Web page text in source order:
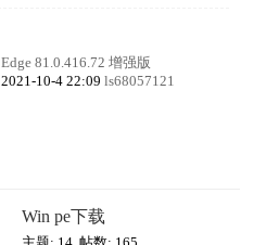
Edge 81.0.416.72 增强版
2021-10-4 22:09 ls68057121
Win pe下载